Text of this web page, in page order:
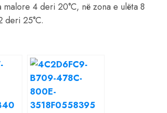
4 deri 20°C, në zona e ulëta 8
deri 25°C.